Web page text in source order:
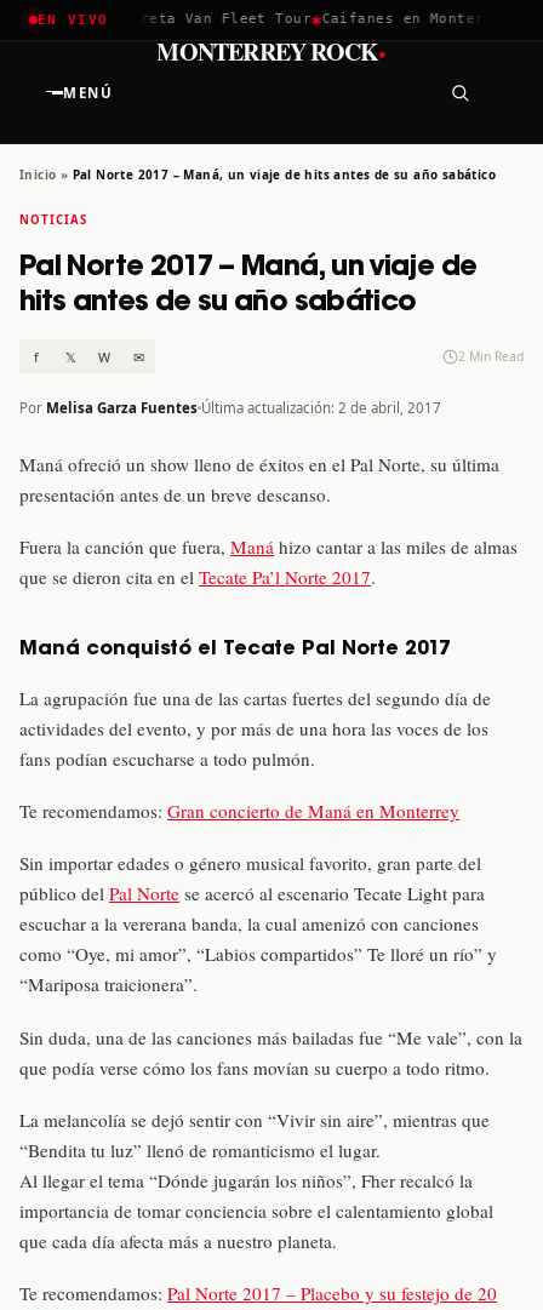
EN VIVO
2026✱ Greta Van Fleet Tour✱ Caifanes en Monterrey · 12
MENÚ
MONTERREY ROCK·
Inicio » Pal Norte 2017 – Maná, un viaje de hits antes de su año sabático
NOTICIAS
Pal Norte 2017 – Maná, un viaje de
hits antes de su año sabático
f 𝕏 W ✉ 2 Min Read
Por Melisa Garza Fuentes Última actualización: 2 de abril, 2017
Maná ofreció un show lleno de éxitos en el Pal Norte, su última
presentación antes de un breve descanso.
Fuera la canción que fuera, Maná hizo cantar a las miles de almas
que se dieron cita en el Tecate Pa’l Norte 2017.
Maná conquistó el Tecate Pal Norte 2017
La agrupación fue una de las cartas fuertes del segundo día de
actividades del evento, y por más de una hora las voces de los
fans podían escucharse a todo pulmón.
Te recomendamos: Gran concierto de Maná en Monterrey
Sin importar edades o género musical favorito, gran parte del
público del Pal Norte se acercó al escenario Tecate Light para
escuchar a la vererana banda, la cual amenizó con canciones
como “Oye, mi amor”, “Labios compartidos” Te lloré un río” y
“Mariposa traicionera”.
Sin duda, una de las canciones más bailadas fue “Me vale”, con la
que podía verse cómo los fans movían su cuerpo a todo ritmo.
La melancolía se dejó sentir con “Vivir sin aire”, mientras que
“Bendita tu luz” llenó de romanticismo el lugar.
Al llegar el tema “Dónde jugarán los niños”, Fher recalcó la
importancia de tomar conciencia sobre el calentamiento global
que cada día afecta más a nuestro planeta.
Te recomendamos: Pal Norte 2017 – Placebo y su festejo de 20